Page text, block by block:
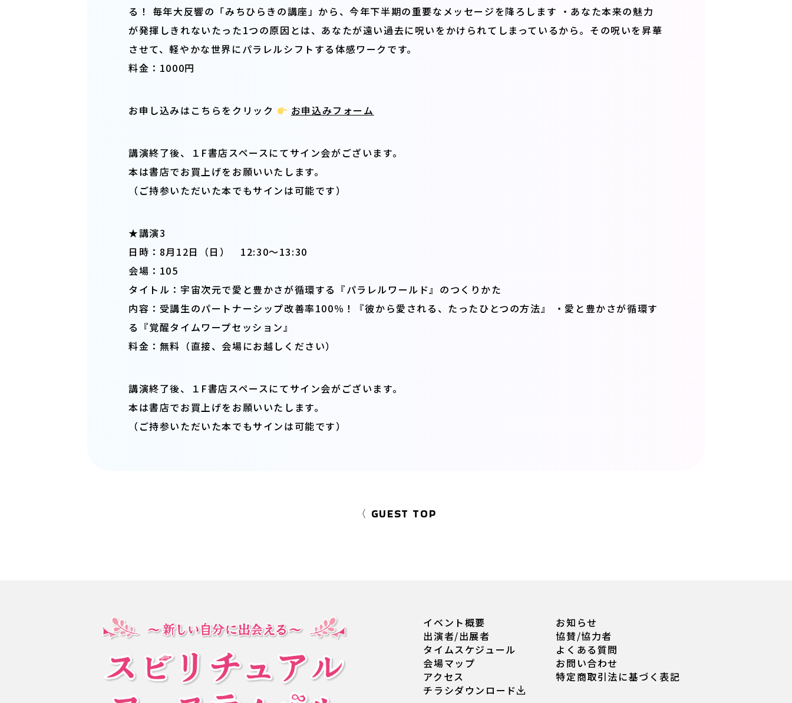
る！ 毎年大反響の「みちひらきの講座」から、今年下半期の重要なメッセージを降ろします ・あなた本来の魅力
が発揮しきれないたった1つの原因とは、あなたが遠い過去に呪いをかけられてしまっているから。その呪いを昇華
させて、軽やかな世界にパラレルシフトする体感ワークです。
料金：1000円
お申し込みはこちらをクリック お申込みフォーム
講演終了後、１F書店スペースにてサイン会がございます。
本は書店でお買上げをお願いいたします。
（ご持参いただいた本でもサインは可能です）
★講演3
日時：8月12日（日） 12:30〜13:30
会場：105
タイトル：宇宙次元で愛と豊かさが循環する『パラレルワールド』のつくりかた
内容：受講生のパートナーシップ改善率100％！『彼から愛される、たったひとつの方法』 ・愛と豊かさが循環す
る『覚醒タイムワープセッション』
料金：無料（直接、会場にお越しください）
講演終了後、１F書店スペースにてサイン会がございます。
本は書店でお買上げをお願いいたします。
（ご持参いただいた本でもサインは可能です）
〈 GUEST TOP
イベント概要
出演者/出展者
タイムスケジュール
会場マップ
アクセス
チラシダウンロード
お知らせ
協賛/協力者
よくある質問
お問い合わせ
特定商取引法に基づく表記